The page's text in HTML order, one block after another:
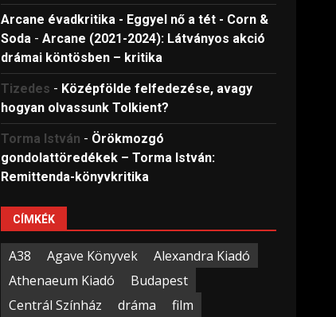
Arcane évadkritika - Eggyel nő a tét - Corn &
Soda -Arcane (2021-2024): Látványos akció
drámai köntösben – kritika
Tizedes - Középfölde felfedezése, avagy
hogyan olvassunk Tolkient?
Torma István - Örökmozgó
gondolattöredékek – Torma István:
Remittenda-könyvkritika
CÍMKÉK
A38 Agave Könyvek
Alexandra Kiadó
Athenaeum Kiadó
Budapest
Centrál Színház
dráma
film